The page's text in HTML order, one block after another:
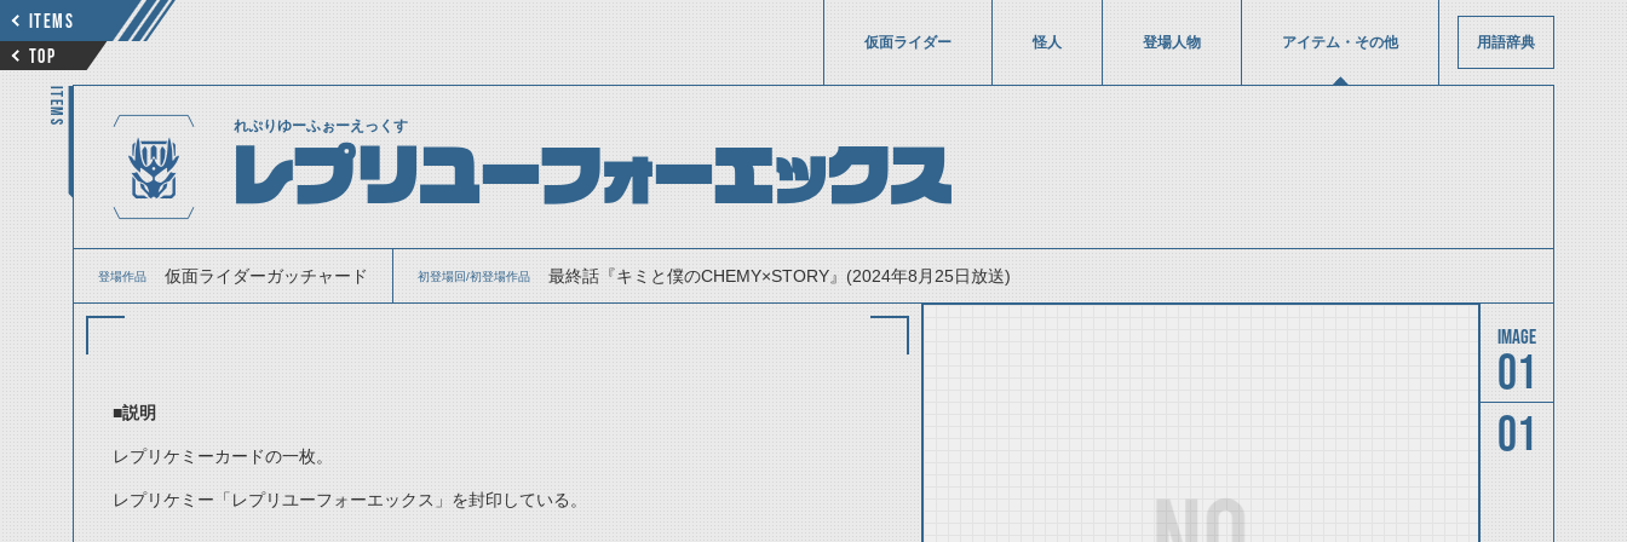
ITEMS
TOP
仮面ライダー 怪人 登場人物 アイテム・その他 用語辞典
ITEMS
れぷりゆーふぉーえっくす
レプリユーフォーエックス
登場作品 仮面ライダーガッチャード 初登場回/初登場作品 最終話『キミと僕のCHEMY×STORY』(2024年8月25日放送)
■説明
レプリケミーカードの一枚。
レプリケミー「レプリユーフォーエックス」を封印している。
01
01